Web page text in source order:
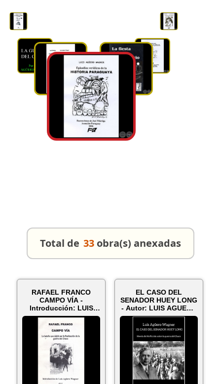
Total de 33 obra(s) anexadas
RAFAEL FRANCO
CAMPO VÍA -
Introducción: LUIS
AGÜERO WAGNER -
Año ...
EL CASO DEL
SENADOR HUEY LONG
- Autor: LUIS AGUERO
WAGNER - Año 2...